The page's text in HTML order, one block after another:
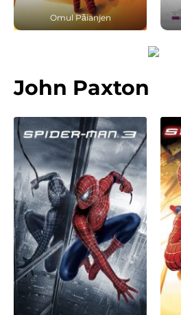
Omul Păianjen
John Paxton